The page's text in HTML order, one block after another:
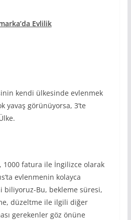
Evlilik
kendi ülkesinde evlenmek
yavaş görünüyorsa, 3’te
1000 fatura ile İngilizce olarak
evlenmenin kolayca
biliyoruz-Bu, bekleme süresi,
düzeltme ile ilgili diğer
gerekenler göz önüne